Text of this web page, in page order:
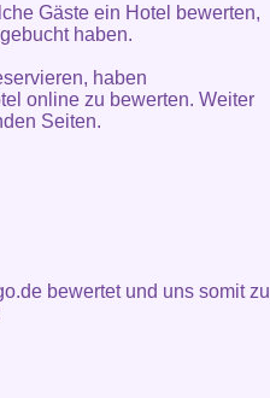
Gäste ein Hotel bewerten,
haben.
haben
online zu bewerten. Weiter
Seiten.
bewertet und uns somit zu